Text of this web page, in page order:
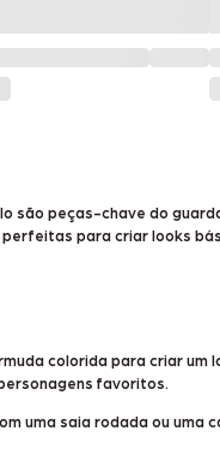
são peças-chave do
para criar looks
coloridapara criar um
favoritos.
umasaia rodadaou uma